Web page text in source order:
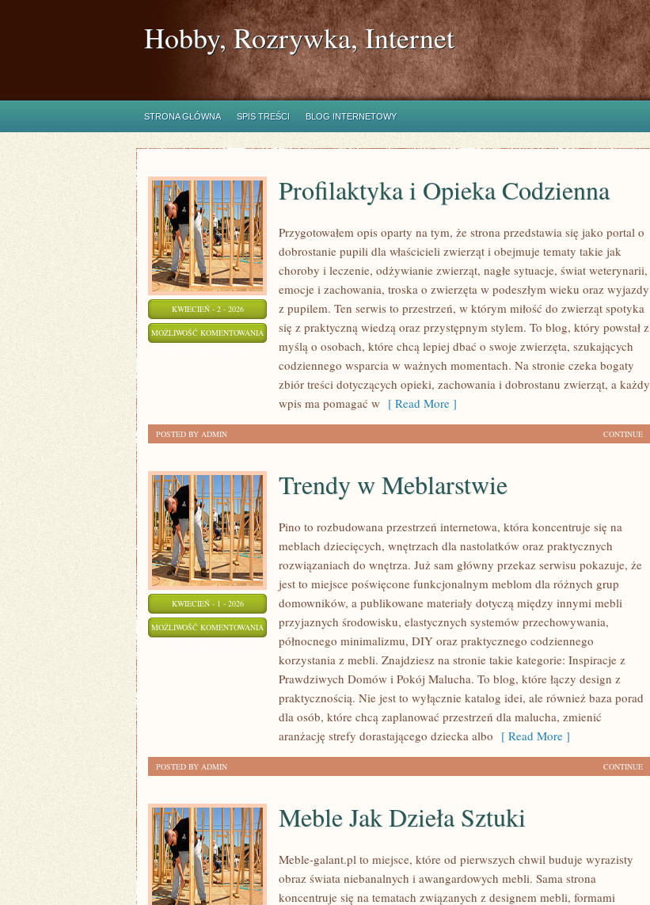
Hobby, Rozrywka, Internet
STRONA GŁÓWNA SPIS TREŚCI BLOG INTERNETOWY
KWIECIEŃ - 2 - 2026
MOŻLIWOŚĆ KOMENTOWANIA PROFILAKTYKA
OPIEKA
CODZIENNA
Profilaktyka i Opieka Codzienna
Przygotowałem opis oparty na tym, że strona przedstawia się jako portal o
dobrostanie pupili dla właścicieli zwierząt i obejmuje tematy takie jak
choroby i leczenie, odżywianie zwierząt, nagłe sytuacje, świat weterynarii,
emocje i zachowania, troska o zwierzęta w podeszłym wieku oraz wyjazdy
z pupilem. Ten serwis to przestrzeń, w którym miłość do zwierząt spotyka
się z praktyczną wiedzą oraz przystępnym stylem. To blog, który powstał z
myślą o osobach, które chcą lepiej dbać o swoje zwierzęta, szukających
codziennego wsparcia w ważnych momentach. Na stronie czeka bogaty
zbiór treści dotyczących opieki, zachowania i dobrostanu zwierząt, a każdy
wpis ma pomagać w [ Read More ]
CONTINUE
POSTED BY ADMIN
KWIECIEŃ - 1 - 2026
MOŻLIWOŚĆ KOMENTOWANIA TRENDY
MEBLARSTWIE
Trendy w Meblarstwie
Pino to rozbudowana przestrzeń internetowa, która koncentruje się na
meblach dziecięcych, wnętrzach dla nastolatków oraz praktycznych
rozwiązaniach do wnętrza. Już sam główny przekaz serwisu pokazuje, że
jest to miejsce poświęcone funkcjonalnym meblom dla różnych grup
domowników, a publikowane materiały dotyczą między innymi mebli
przyjaznych środowisku, elastycznych systemów przechowywania,
północnego minimalizmu, DIY oraz praktycznego codziennego
korzystania z mebli. Znajdziesz na stronie takie kategorie: Inspiracje z
Prawdziwych Domów i Pokój Malucha. To blog, które łączy design z
praktycznością. Nie jest to wyłącznie katalog idei, ale również baza porad
dla osób, które chcą zaplanować przestrzeń dla malucha, zmienić
aranżację strefy dorastającego dziecka albo [ Read More ]
CONTINUE
POSTED BY ADMIN
Meble Jak Dzieła Sztuki
Meble-galant.pl to miejsce, które od pierwszych chwil buduje wyrazisty
obraz świata niebanalnych i awangardowych mebli. Sama strona
koncentruje się na tematach związanych z designem mebli, formami